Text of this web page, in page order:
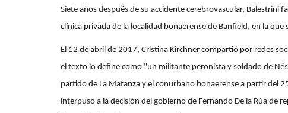
Siete años después de su accidente cerebrovascular, Balestrini
clínica privada de la localidad bonaerense de Banfield, en la
El 12 de abril de 2017, Cristina Kirchner compartió por redes
el texto lo define como "un militante peronista y soldado de
partido de La Matanza y el conurbano bonaerense a partir del
interpuso a la decisión del gobierno de Fernando De la Rúa de